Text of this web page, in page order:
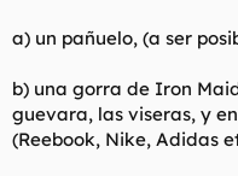
a) un pañuelo, (a ser
b) una gorra de Iron
guevara, las viseras, y
(Reebook, Nike, Adidas